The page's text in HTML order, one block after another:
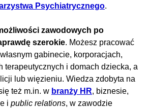
Psychiatrycznego.
zawodowych po
szerokie. Możesz pracować
gabinecie, korporacjach,
terapeutycznych i domach dziecka, a
lub więzieniu. Wiedza zdobyta na
też m.in. w branży HR, biznesie,
i public relations, w zawodzie